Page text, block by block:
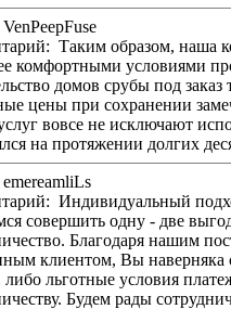
образом, наша компания, используя интерьер
проживания. Ещё один несомненный плюс наших услуг – их стоимость. Рынок
такой деятельностью, как строительство деревянных домов, достаточно широк, однако мало кто может предложить столь
цены при сохранении
вовсе не исключают
на протяжении долгих
Индивидуальный подход к
совершить одну - две
Благодаря нашим
клиентом, Вы наверняка
условия платежа. Наша компания ЖитиЭФ приглашает все
Будем рады